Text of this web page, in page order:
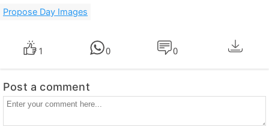
Propose Day Images
1 0 0
Post a comment